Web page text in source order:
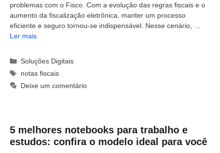
problemas com o Fisco. Com a evolução das regras fiscais e o
aumento da fiscalização eletrônica, manter um processo
eficiente e seguro tornou-se indispensável. Nesse cenário, …
Ler mais
Categorias
Soluções Digitais
Tags
notas fiscais
Deixe um comentário
5 melhores notebooks para trabalho e
estudos: confira o modelo ideal para você